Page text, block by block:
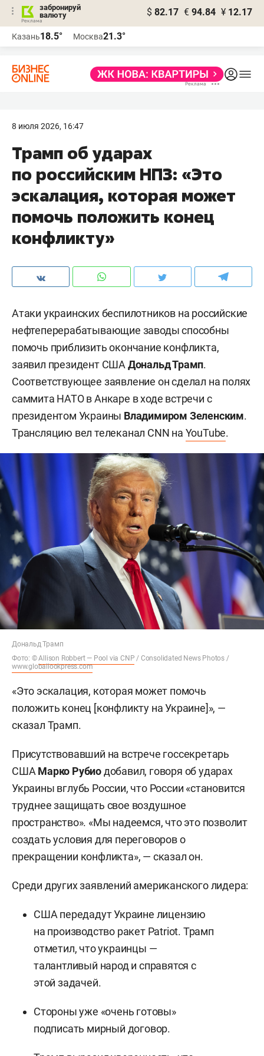
забронируй
валюту
$ 82.17 € 94.84 ¥ 12.17
Казань18.5° Москва21.3°
8 июля 2026, 16:47
Трамп об ударах
по российским НПЗ: «Это
эскалация, которая может
помочь положить конец
конфликту»
Атаки украинских беспилотников на российские
нефтеперерабатывающие заводы способны
помочь приблизить окончание конфликта,
заявил президент США Дональд Трамп.
Соответствующее заявление он сделал на полях
саммита НАТО в Анкаре в ходе встречи с
президентом Украины Владимиром Зеленским.
Трансляцию вел телеканал CNN на YouTube.
Дональд Трамп
Фото: ©Allison Robbert — Pool via CNP / Consolidated News Photos /
www.globallookpress.com
«Это эскалация, которая может помочь
положить конец [конфликту на Украине]», —
сказал Трамп.
Присутствовавший на встрече госсекретарь
США Марко Рубиодобавил, говоря об ударах
Украины вглубь России, что России «становится
труднее защищать свое воздушное
пространство». «Мы надеемся, что это позволит
создать условия для переговоров о
прекращении конфликта», — сказал он.
Среди других заявлений американского лидера:
США передадут Украине лицензию
на производство ракет Patriot. Трамп
отметил, что украинцы —
талантливый народ и справятся с
этой задачей.
Стороны уже «очень готовы»
подписать мирный договор.